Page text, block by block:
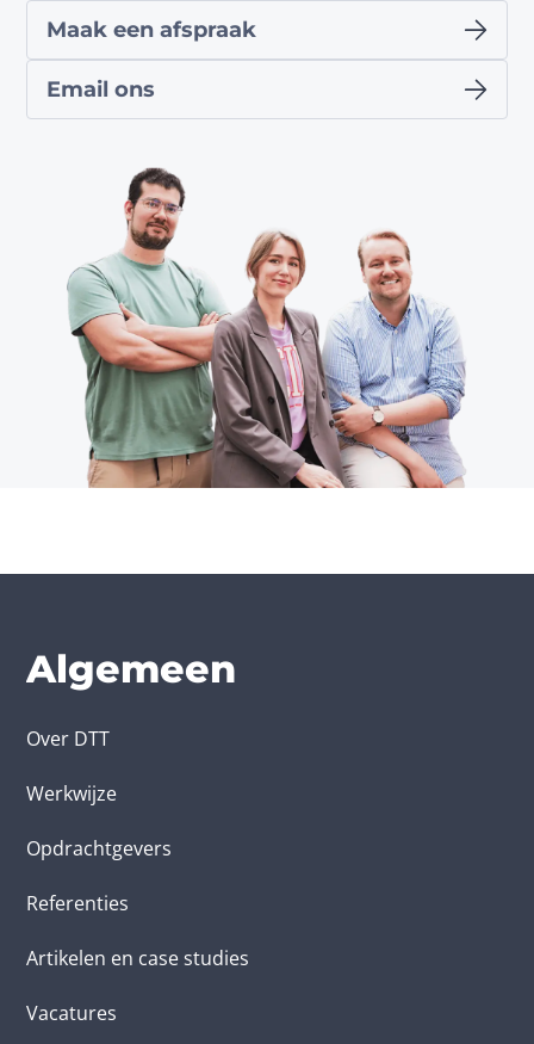
Maak een afspraak
Email ons
Algemeen
Over DTT
Werkwijze
Opdrachtgevers
Referenties
Artikelen en case studies
Vacatures